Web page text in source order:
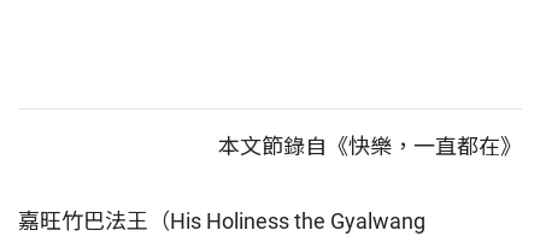
本文節錄自《快樂，一直都在》
嘉旺竹巴法王（His Holiness the Gyalwang